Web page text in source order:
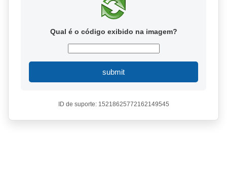
Qual é o código exibido na imagem?
submit
ID de suporte: 15218625772162149545